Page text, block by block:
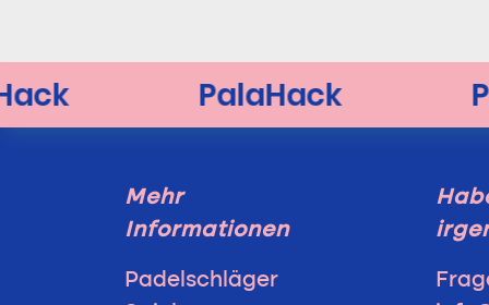
Mehr
Informationen
Padelschläger